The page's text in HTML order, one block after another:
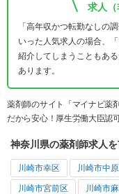
求人
「高年収かつ転勤なしの
いった人気求人の場合、
紹介してしまうこともあ
あります。
薬剤師のサイト「マイナビ薬
だから安心！厚生労働大臣認
神奈川県の薬剤師求人
川崎市幸区 川崎市中
川崎市宮前区 川崎市